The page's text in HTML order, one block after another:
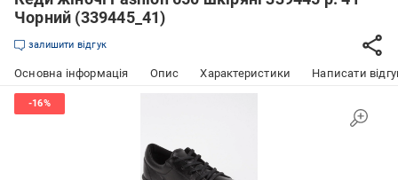
Чорний (339445_41)
залишити відгук
Основна інформація Опис Характеристики Написати